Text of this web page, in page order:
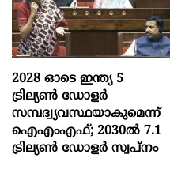
2028 ഓടെ ഇന്ത്യ 5
ട്രില്യണ്‍ ഡോളര്‍
സമ്പദ്വ്യവസ്ഥയാകുമെന്ന്
ഐഎംഎഫ്; 2030ല്‍ 7.1
ട്രില്യണ്‍ ഡോളര്‍ സ്വപ്നം